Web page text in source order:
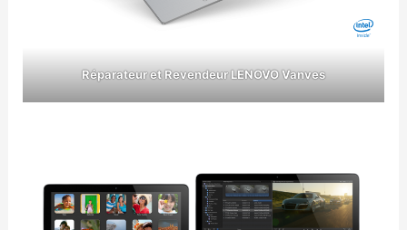
Réparateur et Revendeur LENOVO Vanves